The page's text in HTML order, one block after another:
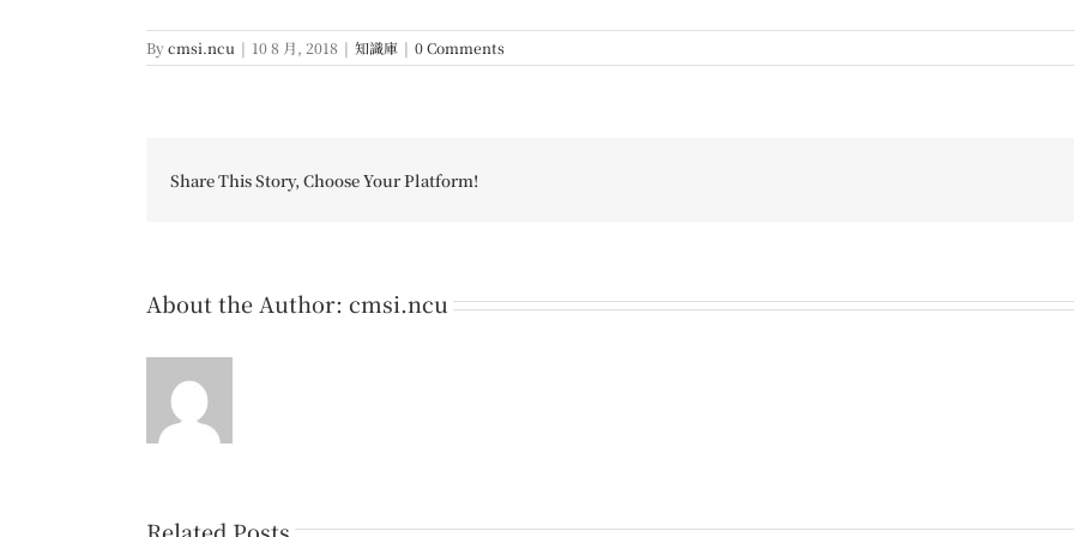
Bycmsi.ncu | 10 8 月, 2018 | 知識庫 | 0 Comments
Share This Story, Choose Your Platform!
About the Author: cmsi.ncu